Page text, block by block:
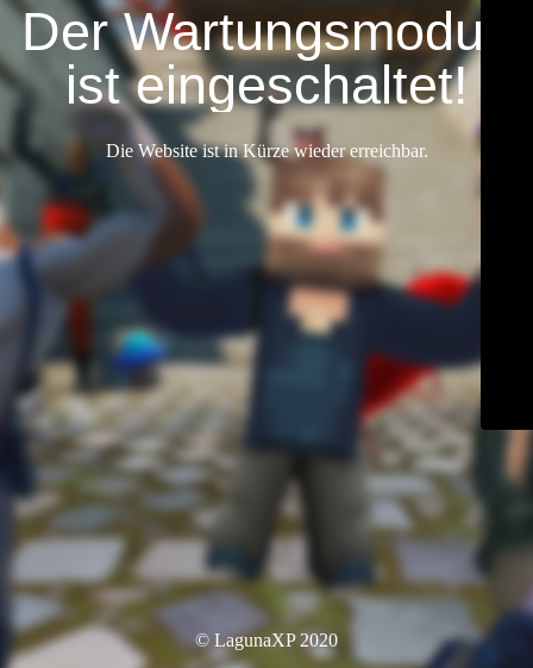
Der Wartungsmodus
ist eingeschaltet!
Die Website ist in Kürze wieder erreichbar.
© LagunaXP 2020